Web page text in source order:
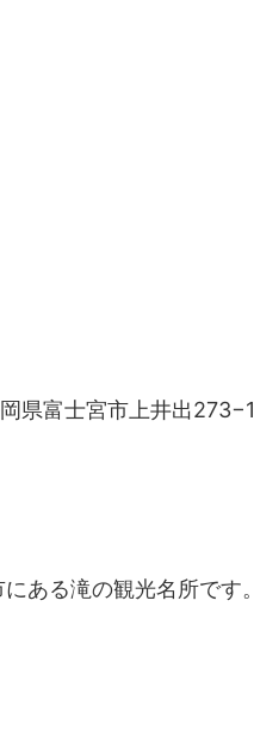
県富士宮市上井出273−1
ある滝の観光名所です。